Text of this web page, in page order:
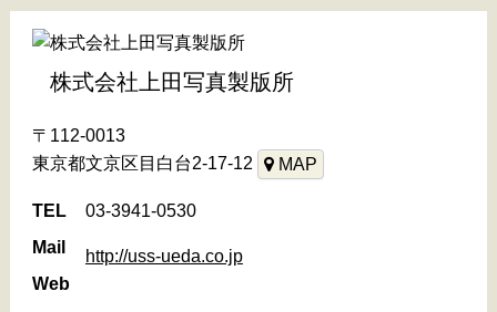
株式会社上田写真製版所
〒112-0013
東京都文京区目白台2-17-12
MAP
TEL
03-3941-0530
Mail
Web
http://uss-ueda.co.jp